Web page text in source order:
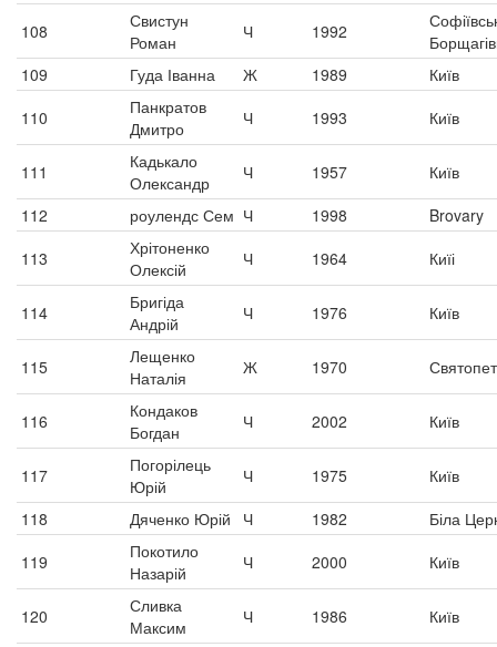
108
Свистун
Роман
Ч 1992
109
Гуда Іванна Ж 1989
Київ
110
Панкратов
Дмитро
Ч 1993 Київ
111
Кадькало
Олександр
Ч 1957
Київ
112
роулендс Сем Ч 1998
Brovary
113
Хрітоненко
Олексій
Ч 1964 Киїі
114
Бригіда
Андрій
Ч 1976 Київ
115
Лещенко
Наталія
Ж 1970
116
Кондаков
Богдан
Ч 2002 Київ
117
Погорілець
Юрій
Ч 1975
Київ
118
Дяченко Юрій Ч 1982
Біла
119
Покотило
Назарій
Ч 2000 Київ
120
Сливка
Максим
Ч 1986 Київ